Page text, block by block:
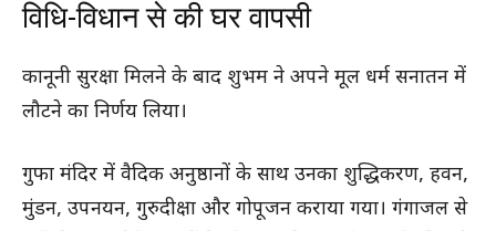
विधि-विधान से की घर वापसी
कानूनी सुरक्षा मिलने के बाद शुभम ने अपने मूल धर्म सनातन में
लौटने का निर्णय लिया।
गुफा मंदिर में वैदिक अनुष्ठानों के साथ उनका शुद्धिकरण, हवन,
मुंडन, उपनयन, गुरुदीक्षा और गोपूजन कराया गया। गंगाजल से